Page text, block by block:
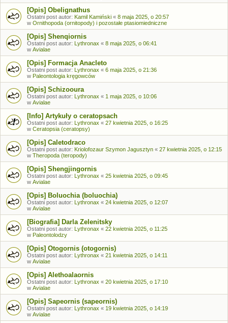
[Opis] Obelignathus
Ostatni post autor: Kamil Kamiński « 8 maja 2025, o 20:57
w Ornithopoda (ornitopody) i pozostałe ptasiomiedniczne
[Opis] Shenqiornis
Ostatni post autor: Lythronax « 8 maja 2025, o 06:41
w Avialae
[Opis] Formacja Anacleto
Ostatni post autor: Lythronax « 6 maja 2025, o 21:36
w Paleontologia kręgowców
[Opis] Schizooura
Ostatni post autor: Lythronax « 1 maja 2025, o 10:06
w Avialae
[Info] Artykuły o ceratopsach
Ostatni post autor: Lythronax « 27 kwietnia 2025, o 16:25
w Ceratopsia (ceratopsy)
[Opis] Caletodraco
Ostatni post autor: Kriolofozaur Szymon Jagusztyn « 27 kwietnia 2025, o 12:15
w Theropoda (teropody)
[Opis] Shengjingornis
Ostatni post autor: Lythronax « 25 kwietnia 2025, o 09:45
w Avialae
[Opis] Boluochia (boluochia)
Ostatni post autor: Lythronax « 24 kwietnia 2025, o 12:07
w Avialae
[Biografia] Darla Zelenitsky
Ostatni post autor: Lythronax « 22 kwietnia 2025, o 11:25
w Paleontolodzy
[Opis] Otogornis (otogornis)
Ostatni post autor: Lythronax « 21 kwietnia 2025, o 14:11
w Avialae
[Opis] Alethoalaornis
Ostatni post autor: Lythronax « 20 kwietnia 2025, o 17:10
w Avialae
[Opis] Sapeornis (sapeornis)
Ostatni post autor: Lythronax « 19 kwietnia 2025, o 14:19
w Avialae